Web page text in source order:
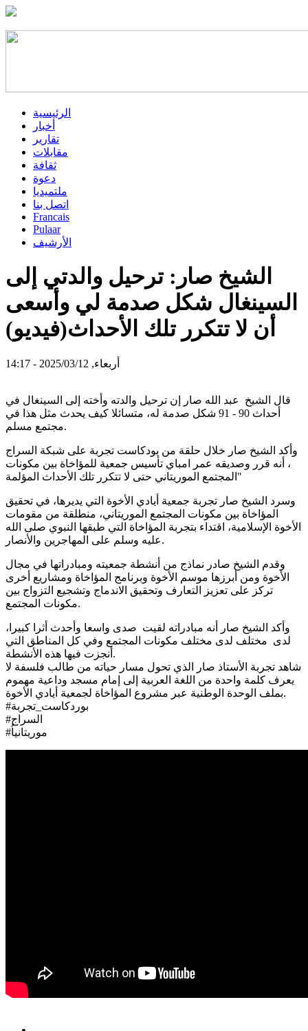
الرئيسية
أخبار
تقارير
مقابلات
ثقافة
دعوة
ملتميديا
اتصل بنا
Francais
Pulaar
الأرشيف
الشيخ صار: ترحيل والدتي إلى
السينغال شكل صدمة لي وأسعى
أن لا تتكرر تلك الأحداث(فيديو)
أربعاء, 2025/03/12 - 14:17
قال الشيخ عبد الله صار إن ترحيل والدته وأخته إلى السينغال في
أحداث 90 - 91 شكل صدمة له، متسائلا كيف يحدث مثل هذا في
مجتمع مسلم.
وأكد الشيخ صار خلال حلقة من بودكاست تجربة على شبكة السراج
، أنه قرر وصديقه عمر امباي تأسيس جمعية للمؤاخاة بين مكونات
المجتمع الموريتاني حتى لا تتكرر تلك الأحداث المؤلمة"
وسرد الشيخ صار تجربة جمعية أيادي الأخوة التي يديرها، في تحقيق
المؤاخاة بين مكونات المجتمع الموريتاني، منطلقة من مقومات
الأخوة الإسلامية، اقتداء بتجربة المؤاخاة التي طبقها النبوي صلى الله
عليه وسلم على المهاجرين والأنصار.
وقدم الشيخ صادر نماذج من أنشطة جمعيته ومبادراتها في مجال
الأخوة ومن أبرزها موسم الأخوة وبرنامج المؤاخاة ومشاريع أخرى
تركز على تعزيز التعارف وتحقيق الاندماج وتشجيع التزواج بين
مكونات المجتمع.
وأكد الشيخ صار أنه مبادراته لقيت صدى واسعا وأحدث أثرا كبيرا،
لدى مختلف لدى مختلف مكونات المجتمع وفي كل المناطق التي
أنجزت فيها هذه الأنشطة.
شاهد تجربة الأستاذ صار الذي تحول مسار حياته من طالب فلسفة لا
يعرف كلمة واحدة من اللغة العربية إلى إمام مسجد وداعية مهموم
بملف الوحدة الوطنية عبر مشروع المؤاخاة لجمعية أيادي الأخوة.
#بوردكاست_تجربة
#السراج
#موريتانياُ